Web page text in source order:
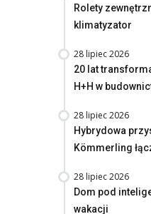
Rolety
klimatyzator
28 lipiec 2026
20 lat
H+H w
28 lipiec 2026
Hybrydowa
Kömmerling
28 lipiec 2026
Dom pod
wakacji